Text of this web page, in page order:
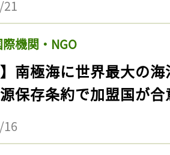
機関・NGO
】南極海に世界最大の
保存条約で加盟国が合